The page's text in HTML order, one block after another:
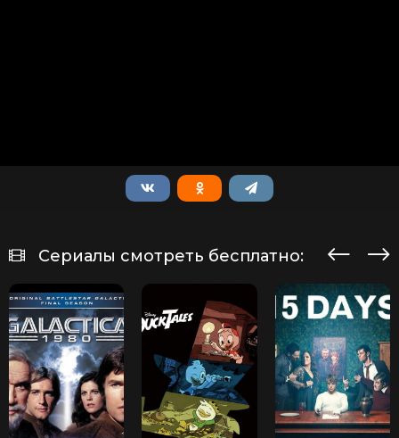
Сериалы смотреть бесплатно: